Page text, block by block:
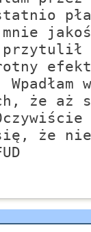
mnie jakoś
przytulił
że aż
że nie